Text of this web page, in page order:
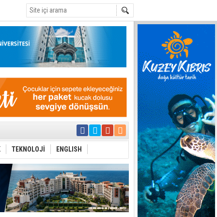
Çevriliyor"
en temel
Festival
TEKNOLOJİ ENGLISH